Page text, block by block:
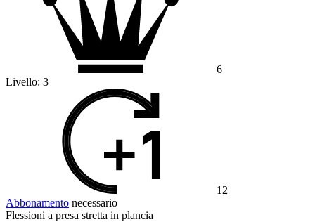
6
Livello: 3
12
Abbonamento necessario
Flessioni a presa stretta in plancia